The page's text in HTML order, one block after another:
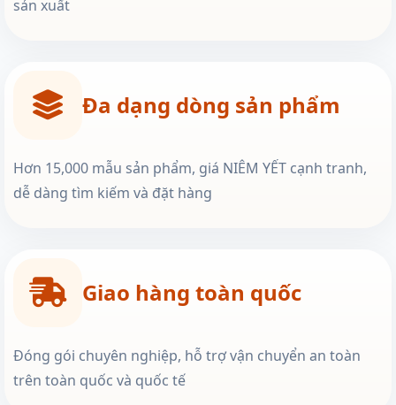
sản xuất
Đa dạng dòng sản phẩm
Hơn 15,000 mẫu sản phẩm, giá NIÊM YẾT cạnh tranh,
dễ dàng tìm kiếm và đặt hàng
Giao hàng toàn quốc
Đóng gói chuyên nghiệp, hỗ trợ vận chuyển an toàn
trên toàn quốc và quốc tế